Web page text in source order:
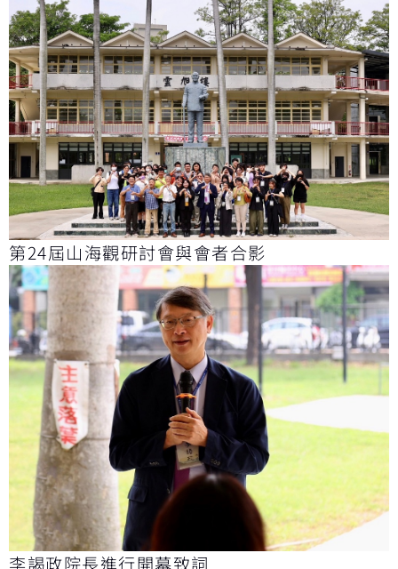
第24屆山海觀研討會與會者合影
李謁政院長進行開幕致詞